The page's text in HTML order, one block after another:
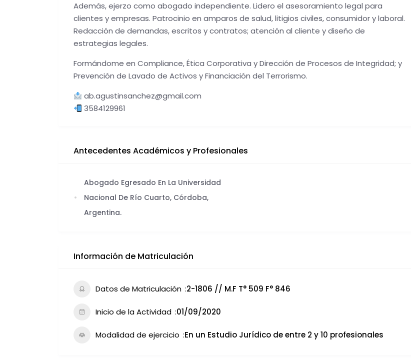
Además, ejerzo como abogado independiente. Lidero el asesoramiento legal para
clientes y empresas. Patrocinio en amparos de salud, litigios civiles, consumidor y laboral.
Redacción de demandas, escritos y contratos; atención al cliente y diseño de
estrategias legales.
Formándome en Compliance, Ética Corporativa y Dirección de Procesos de Integridad; y
Prevención de Lavado de Activos y Financiación del Terrorismo.
ab.agustinsanchez@gmail.com
3584129961
Antecedentes Académicos y Profesionales
Abogado Egresado En La Universidad
Nacional De Río Cuarto, Córdoba,
Argentina.
Información de Matriculación
Datos de Matriculación 2-1806 // M.F T° 509 F° 846
Inicio de la Actividad 01/09/2020
Modalidad de ejercicio En un Estudio Jurídico de entre 2 y 10 profesionales